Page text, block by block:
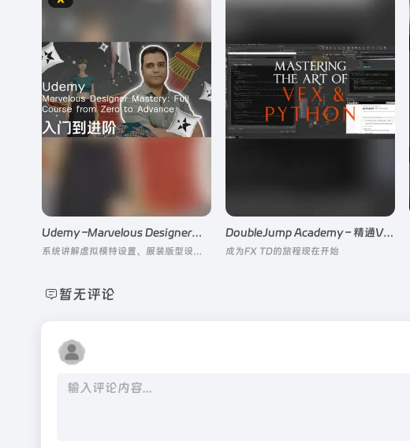
Udemy –Marvelous Designer入门到进阶
系统讲解虚拟模特设置、服装版型设计、缝纫模拟、面料物理属性调节到最终渲染输出的完整工作流
DoubleJump Academy – 精通VEX和Python的艺术
成为FX TD的旅程现在开始
暂无评论